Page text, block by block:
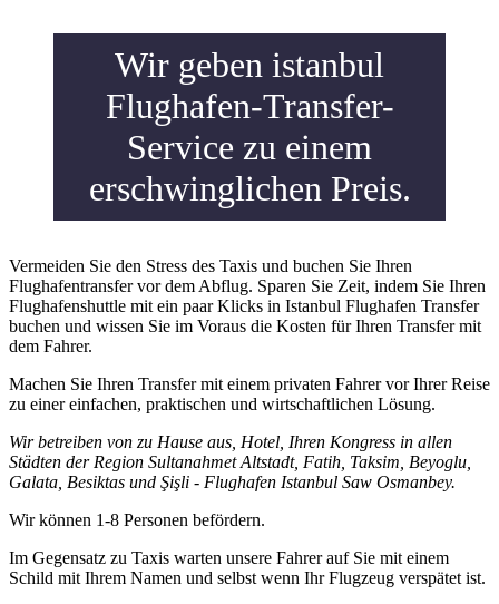
Wir geben istanbul
Flughafen-Transfer-
Service zu einem
erschwinglichen Preis.
Vermeiden Sie den Stress des Taxis und buchen Sie Ihren
Flughafentransfer vor dem Abflug. Sparen Sie Zeit, indem Sie Ihren
Flughafenshuttle mit ein paar Klicks in Istanbul Flughafen Transfer
buchen und wissen Sie im Voraus die Kosten für Ihren Transfer mit
dem Fahrer.
Machen Sie Ihren Transfer mit einem privaten Fahrer vor Ihrer Reise
zu einer einfachen, praktischen und wirtschaftlichen Lösung.
Wir betreiben von zu Hause aus, Hotel, Ihren Kongress in allen
Städten der Region Sultanahmet Altstadt, Fatih, Taksim, Beyoglu,
Galata, Besiktas und Şişli - Flughafen Istanbul Saw Osmanbey.
Wir können 1-8 Personen befördern.
Im Gegensatz zu Taxis warten unsere Fahrer auf Sie mit einem
Schild mit Ihrem Namen und selbst wenn Ihr Flugzeug verspätet ist.